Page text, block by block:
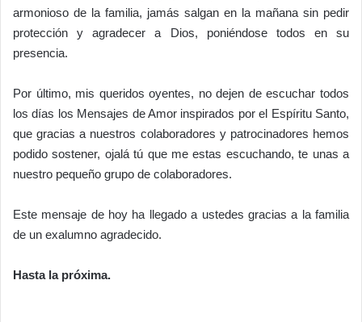
armonioso de la familia, jamás salgan en la mañana sin pedir
protección y agradecer a Dios, poniéndose todos en su
presencia.
Por último, mis queridos oyentes, no dejen de escuchar todos
los días los Mensajes de Amor inspirados por el Espíritu Santo,
que gracias a nuestros colaboradores y patrocinadores hemos
podido sostener, ojalá tú que me estas escuchando, te unas a
nuestro pequeño grupo de colaboradores.
Este mensaje de hoy ha llegado a ustedes gracias a la familia
de un exalumno agradecido.
Hasta la próxima.